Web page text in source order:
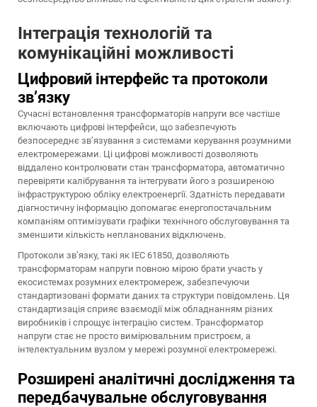
Інтеграція технологій та
комунікаційні можливості
Цифровий інтерфейс та протоколи
зв’язку
Сучасні встановлення трансформаторів напруги все частіше
включають цифрові інтерфейси, що забезпечують
безпосереднє зв’язування з системами керування розумними
електромережами. Ці цифрові можливості дозволяють
віддалено контролювати стан трансформатора, автоматично
перевіряти калібрування та інтегрувати його з розширеною
інфраструктурою обліку електроенергії. Здатність передавати
діагностичну інформацію допомагає енергопостачальним
компаніям оптимізувати графіки технічного обслуговування та
зменшити кількість непланованих відключень.
Протоколи зв’язку, такі як IEC 61850, дозволяють
трансформаторам напруги повною мірою брати участь у
екосистемах розумних електромереж, забезпечуючи
стандартизовані формати даних та структури повідомлень. Ця
стандартизація сприяє взаємодії між обладнанням різних
виробників і спрощує інтеграцію систем. Трансформатор
напруги стає не просто вимірювальним пристроєм, а
інтелектуальним вузлом у мережі розумної електромережі.
Розширені аналітичні дослідження та
передбачувальне обслуговування